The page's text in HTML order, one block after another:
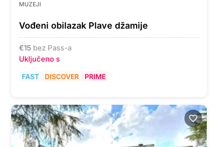
MUZEJI
Vođeni obilazak Plave džamije
€15 bez Pass-a
Uključeno s
FAST DISCOVER PRIME